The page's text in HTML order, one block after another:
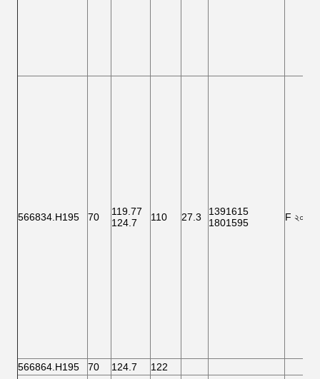
566834.H195 70
119.77
124.7
110 27.3
1391615
1801595
F
566864.H195 70 124.7 122